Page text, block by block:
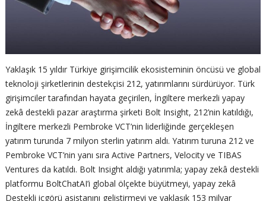
Yaklaşık 15 yıldır Türkiye girişimcilik ekosisteminin öncüsü ve global
teknoloji şirketlerinin destekçisi 212, yatırımlarını sürdürüyor. Türk
girişimciler tarafından hayata geçirilen, İngiltere merkezli yapay
zekâ destekli pazar araştırma şirketi Bolt Insight, 212’nin katıldığı,
İngiltere merkezli Pembroke VCT’nin liderliğinde gerçekleşen
yatırım turunda 7 milyon sterlin yatırım aldı. Yatırım turuna 212 ve
Pembroke VCT’nin yanı sıra Active Partners, Velocity ve TIBAS
Ventures da katıldı. Bolt Insight aldığı yatırımla; yapay zekâ destekli
platformu BoltChatAI’i global ölçekte büyütmeyi, yapay zekâ
Destekli içgörü asistanını geliştirmeyi ve yaklaşık 153 milyar